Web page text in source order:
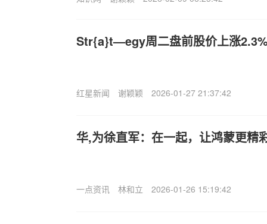
Str{a}t—egy周二盘前股价上涨
红星新闻 谢颖颖 2026-01-27 21:37:42
华,为徐直军：在一起，让鸿蒙更精
一点资讯 林和立 2026-01-26 15:19:42